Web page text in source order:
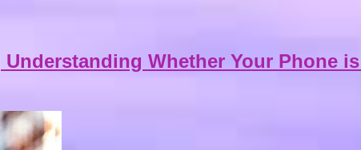
Understanding Whether Your Phone